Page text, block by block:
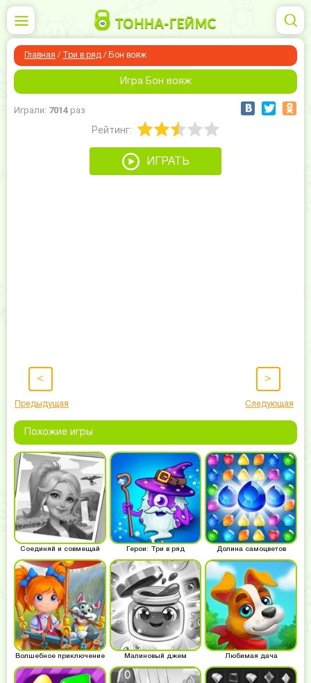
Главная / Три в ряд / Бон вояж
Игра Бон вояж
Играли: 7014 раз
Рейтинг:
ИГРАТЬ
<
Предыдущая
>
Следующая
Похожие игры
Соединяй и совмещай Герои: Три в ряд Долина самоцветов
Волшебное приключение Малиновый джем Любимая дача